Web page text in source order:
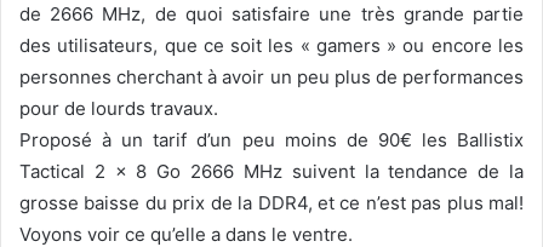
de 2666 MHz, de quoi satisfaire une très grande partie
des utilisateurs, que ce soit les « gamers » ou encore les
personnes cherchant à avoir un peu plus de performances
pour de lourds travaux.
Proposé à un tarif d’un peu moins de 90€ les Ballistix
Tactical 2 x 8 Go 2666 MHz suivent la tendance de la
grosse baisse du prix de la DDR4, et ce n’est pas plus mal!
Voyons voir ce qu’elle a dans le ventre.